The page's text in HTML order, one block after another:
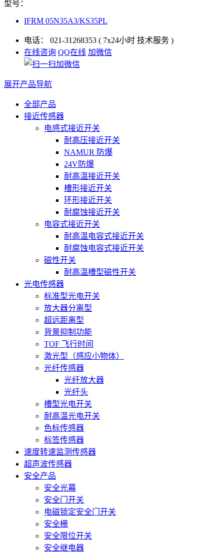
型号：
IFRM 05N35A3/KS35PL
电话： 021-31268353 ( 7x24小时 技术服务 )
在线咨询 QQ在线 加微信
展开产品导航
全部产品
接近传感器
电感式接近开关
耐高压接近开关
NAMUR 防爆
24V防爆
耐高温接近开关
槽形接近开关
环形接近开关
耐腐蚀接近开关
电容式接近开关
耐高温电容式接近开关
耐腐蚀电容式接近开关
磁性开关
耐高温槽型磁性开关
光电传感器
标准型光电开关
放大器分离型
超远距离型
背景抑制功能
TOF 飞行时间
激光型（感应小物体）
光纤传感器
光纤放大器
光纤头
槽型光电开关
耐高温光电开关
色标传感器
标签传感器
速度转速监测传感器
超声波传感器
安全产品
安全光幕
安全门开关
电磁锁定安全门开关
安全栅
安全限位开关
安全继电器